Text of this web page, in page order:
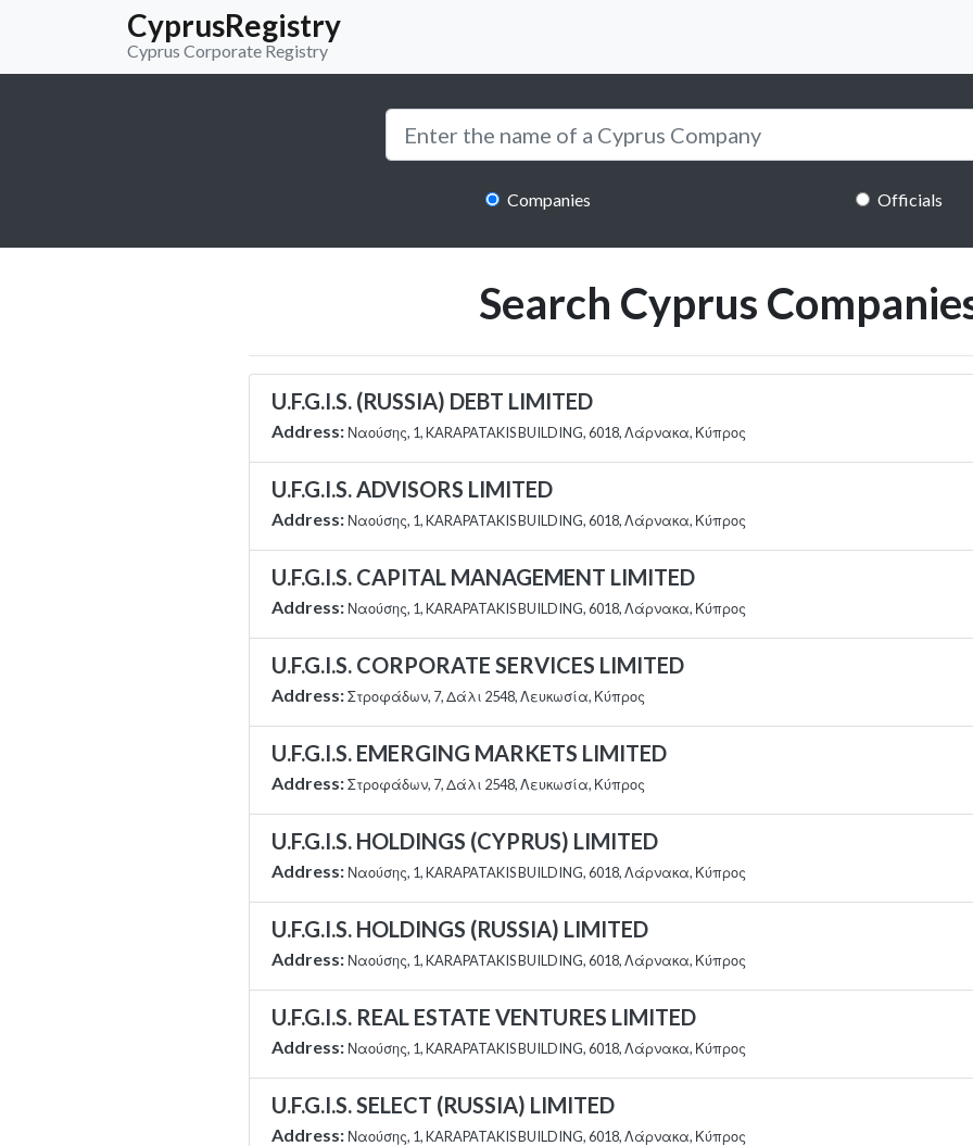
CyprusRegistry
Cyprus Corporate Registry
Companies Officials
Search Cyprus
U.F.G.I.S. (RUSSIA) DEBT LIMITED
Address: Ναούσης, 1, KARAPATAKIS BUILDING, 6018, Λάρνακα, Κύπρος
U.F.G.I.S. ADVISORS LIMITED
Address: Ναούσης, 1, KARAPATAKIS BUILDING, 6018, Λάρνακα, Κύπρος
U.F.G.I.S. CAPITAL MANAGEMENT LIMITED
Address: Ναούσης, 1, KARAPATAKIS BUILDING, 6018, Λάρνακα, Κύπρος
U.F.G.I.S. CORPORATE SERVICES LIMITED
Address:Στροφάδων, 7, Δάλι 2548, Λευκωσία, Κύπρος
U.F.G.I.S. EMERGING MARKETS LIMITED
Address:Στροφάδων, 7, Δάλι 2548, Λευκωσία, Κύπρος
U.F.G.I.S. HOLDINGS (CYPRUS) LIMITED
Address: Ναούσης, 1, KARAPATAKIS BUILDING, 6018, Λάρνακα, Κύπρος
U.F.G.I.S. HOLDINGS (RUSSIA) LIMITED
Address: Ναούσης, 1, KARAPATAKIS BUILDING, 6018, Λάρνακα, Κύπρος
U.F.G.I.S. REAL ESTATE VENTURES LIMITED
Address: Ναούσης, 1, KARAPATAKIS BUILDING, 6018, Λάρνακα, Κύπρος
U.F.G.I.S. SELECT (RUSSIA) LIMITED
Address: Ναούσης, 1, KARAPATAKIS BUILDING, 6018, Λάρνακα, Κύπρος